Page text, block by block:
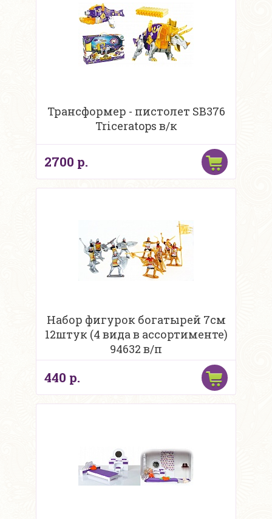
Трансформер - пистолет SB376
Triceratops в/к
2700 р.
Набор фигурок богатырей 7см
12штук (4 вида в ассортименте)
94632 в/п
440 р.